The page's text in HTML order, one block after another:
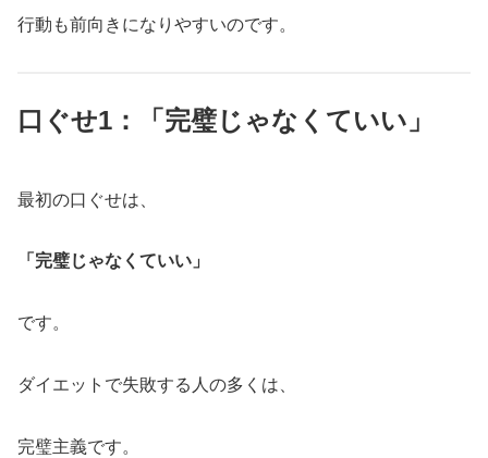
行動も前向きになりやすいのです。
口ぐせ1：「完璧じゃなくていい」
最初の口ぐせは、
「完璧じゃなくていい」
です。
ダイエットで失敗する人の多くは、
完璧主義です。